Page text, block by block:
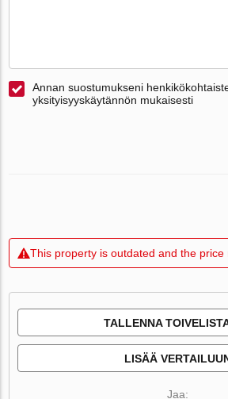
Annan suostumukseni
yksityisyyskäytännön mukaisesti
This property is outdated and the
TALLENNA
LISÄÄ
Jaa: